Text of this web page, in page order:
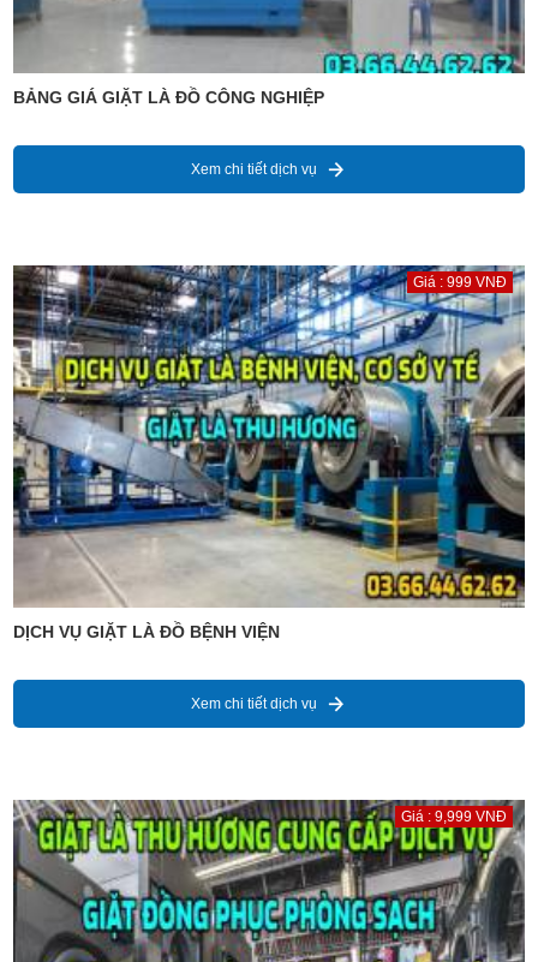
BẢNG GIÁ GIẶT LÀ ĐỒ CÔNG NGHIỆP
Xem chi tiết dịch vụ
Giá : 999 VNĐ
DỊCH VỤ GIẶT LÀ ĐỒ BỆNH VIỆN
Xem chi tiết dịch vụ
Giá : 9,999 VNĐ